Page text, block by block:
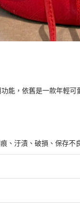
購買須知
能，依舊是一款年輕可
、汙漬、破損、保存不